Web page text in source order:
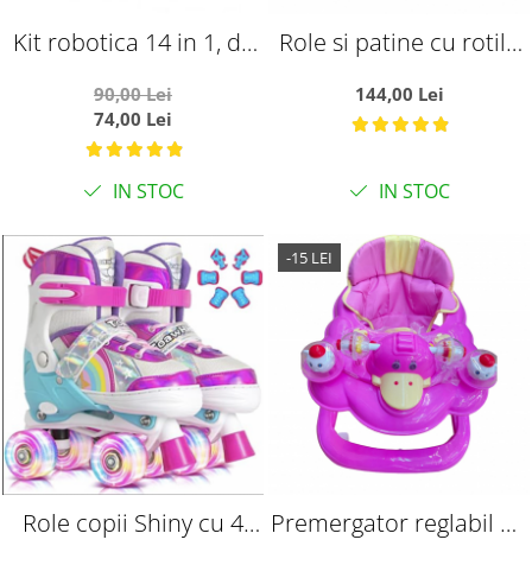
Kit robotica 14 in 1, de
solara
90,00 Lei
74,00 Lei
IN STOC
Role si patine cu rotile
silicon cu lumini, masuri
reglabile 31 - 34, mov
144,00 Lei
IN STOC
Role copii Shiny cu 4
-15 LEI
Premergator reglabil pe